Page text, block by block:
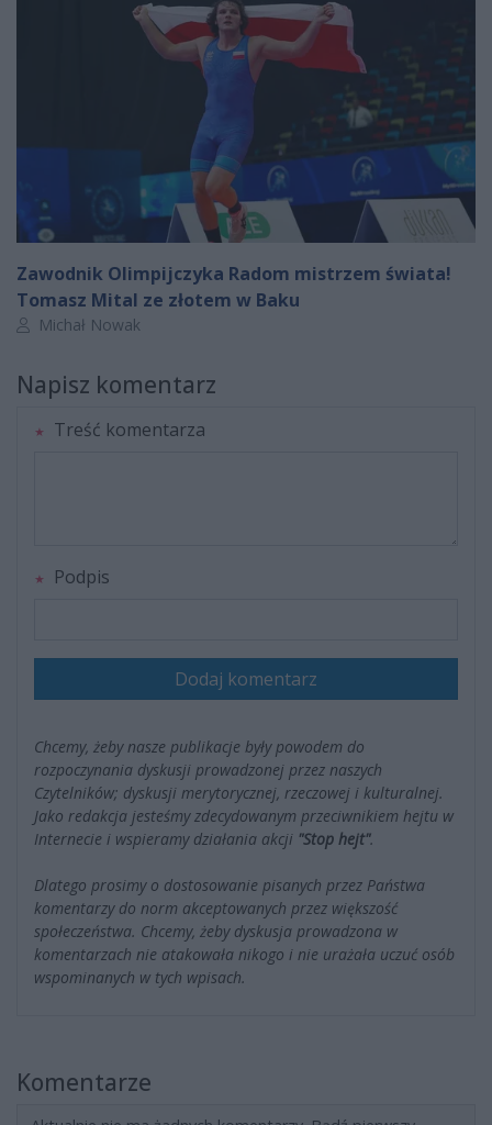
Zawodnik Olimpijczyka Radom mistrzem świata!
Tomasz Mital ze złotem w Baku
Autor artykułu:
Michał Nowak
Napisz komentarz
Treść komentarza
Podpis
Dodaj komentarz
Chcemy, żeby nasze publikacje były powodem do
rozpoczynania dyskusji prowadzonej przez naszych
Czytelników; dyskusji merytorycznej, rzeczowej i kulturalnej.
Jako redakcja jesteśmy zdecydowanym przeciwnikiem hejtu w
Internecie i wspieramy działania akcji "Stop hejt".
Dlatego prosimy o dostosowanie pisanych przez Państwa
komentarzy do norm akceptowanych przez większość
społeczeństwa. Chcemy, żeby dyskusja prowadzona w
komentarzach nie atakowała nikogo i nie urażała uczuć osób
wspominanych w tych wpisach.
Komentarze